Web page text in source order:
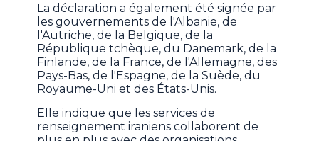
La déclaration a également été signée par
les gouvernements de l'Albanie, de
l'Autriche, de la Belgique, de la
République tchèque, du Danemark, de la
Finlande, de la France, de l'Allemagne, des
Pays-Bas, de l'Espagne, de la Suède, du
Royaume-Uni et des États-Unis.
Elle indique que les services de
renseignement iraniens collaborent de